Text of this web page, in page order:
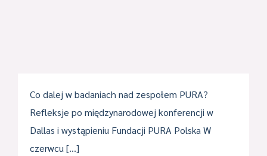
Co dalej w badaniach nad zespołem PURA?
Refleksje po międzynarodowej konferencji w
Dallas i wystąpieniu Fundacji PURA Polska W
czerwcu […]